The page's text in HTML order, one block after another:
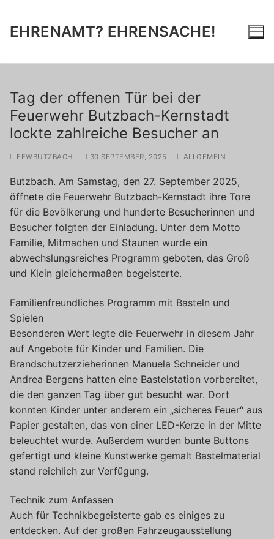
springen
EHRENAMT? EHRENSACHE!
Tag der offenen Tür bei der
Feuerwehr Butzbach-Kernstadt
lockte zahlreiche Besucher an
FFWBUTZBACH 30 SEPTEMBER, 2025 ALLGEMEIN
Butzbach. Am Samstag, den 27. September 2025,
öffnete die Feuerwehr Butzbach-Kernstadt ihre Tore
für die Bevölkerung und hunderte Besucherinnen und
Besucher folgten der Einladung. Unter dem Motto
Familie, Mitmachen und Staunen wurde ein
abwechslungsreiches Programm geboten, das Groß
und Klein gleichermaßen begeisterte.
Familienfreundliches Programm mit Basteln und
Spielen
Besonderen Wert legte die Feuerwehr in diesem Jahr
auf Angebote für Kinder und Familien. Die
Brandschutzerzieherinnen Manuela Schneider und
Andrea Bergens hatten eine Bastelstation vorbereitet,
die den ganzen Tag über gut besucht war. Dort
konnten Kinder unter anderem ein „sicheres Feuer“ aus
Papier gestalten, das von einer LED-Kerze in der Mitte
beleuchtet wurde. Außerdem wurden bunte Buttons
gefertigt und kleine Kunstwerke gemalt Bastelmaterial
stand reichlich zur Verfügung.
Technik zum Anfassen
Auch für Technikbegeisterte gab es einiges zu
entdecken. Auf der großen Fahrzeugausstellung